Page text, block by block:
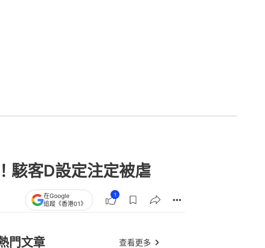
客D設定注定被虐
在Google
追蹤《香港01》
1
門文章 查看更多